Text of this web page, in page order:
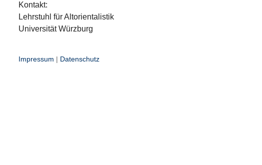
Kontakt:
Lehrstuhl für Altorientalistik
Universität Würzburg
Impressum | Datenschutz